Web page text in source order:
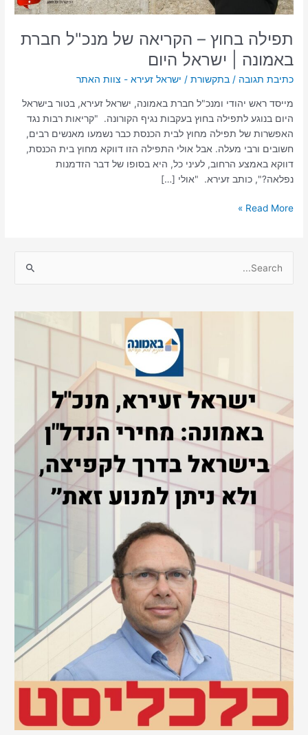
תפילה בחוץ – הקריאה של מנכ"ל חברת
באמונה | ישראל היום
כתיבת תגובה /בתקשורת / ישראל זעירא - צוות האתר
מייסד ראש יהודי ומנכ"ל חברת באמונה, ישראל זעירא, בטור בישראל
היום בנוגע לתפילה בחוץ בעקבות נגיף הקורונה. "קריאות רבות נגד
האפשרות של תפילה מחוץ לבית הכנסת כבר נשמעו מאנשים רבים,
חשובים ורבי מעלה. אבל אולי התפילה הזו דווקא מחוץ בית הכנסת,
דווקא באמצע הרחוב, לעיני כל, היא בסופו של דבר הזדמנות
נפלאה?", כותב זעירא. "אולי […]
ישראל
היום
Read More »
o
r